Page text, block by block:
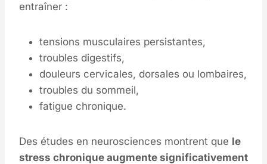
entraîner :
tensions musculaires persistantes,
troubles digestifs,
douleurs cervicales, dorsales ou lombaires,
troubles du sommeil,
fatigue chronique.
Des études en neurosciences montrent que le
stress chronique augmente significativement